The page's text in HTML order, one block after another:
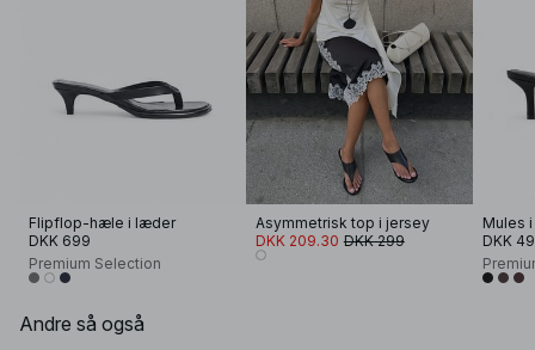
Flipflop-hæle i læder
DKK 699
Premium Selection
Asymmetrisk top i jersey
DKK 209.30 DKK 299
Mules
DKK
Andre så også